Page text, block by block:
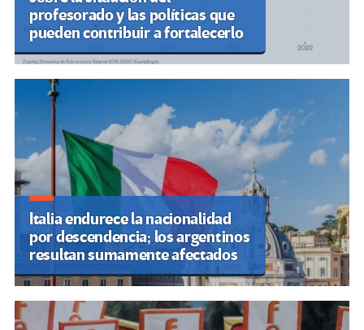
profesorado y las políticas que
pueden contribuir a fortalecerlo
Italia endurece la nacionalidad
por descendencia; los argentinos
resultan sumamente afectados